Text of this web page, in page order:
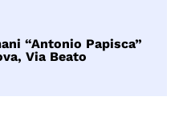
“Antonio Papisca”
Via Beato